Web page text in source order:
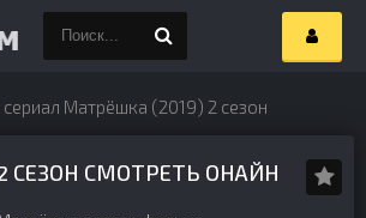
сериал Матрёшка (2019) 2 сезон
СЕЗОН СМОТРЕТЬ ОНАЙН